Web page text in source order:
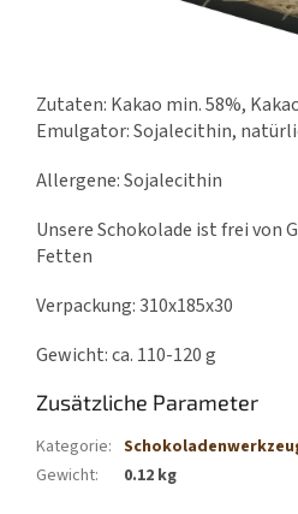
Zutaten: Kakao min. 58%,
Emulgator: Sojalecithin,
Allergene: Sojalecithin
Unsere Schokolade ist frei von
Fetten
Verpackung: 310x185x30
Gewicht: ca. 110-120 g
Zusätzliche Parameter
Kategorie:
Gewicht: 0.12 kg